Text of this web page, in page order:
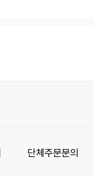
단체주문문의